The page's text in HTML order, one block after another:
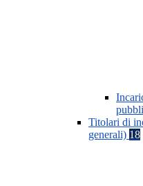
Titolari di
generali) 18